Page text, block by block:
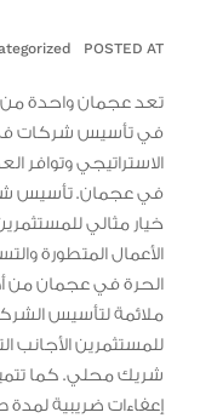
POSTED AT
تعد عجمان واحدة من
في تأسيس شركات في
الاستراتيجي وتوافر
في عجمان. تأسيس
خيار مثالي
الأعمال المتطورة
الحرة في عجمان من
ملائمة لتأسيس
للمستثمرين الأجانب
شريك محلي. كما
إعفاءات ضريبية لمدة